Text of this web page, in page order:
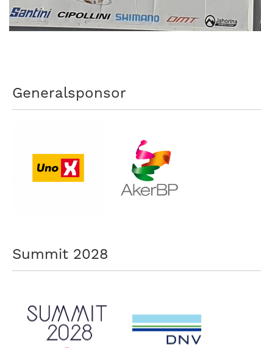
Generalsponsor
Summit 2028